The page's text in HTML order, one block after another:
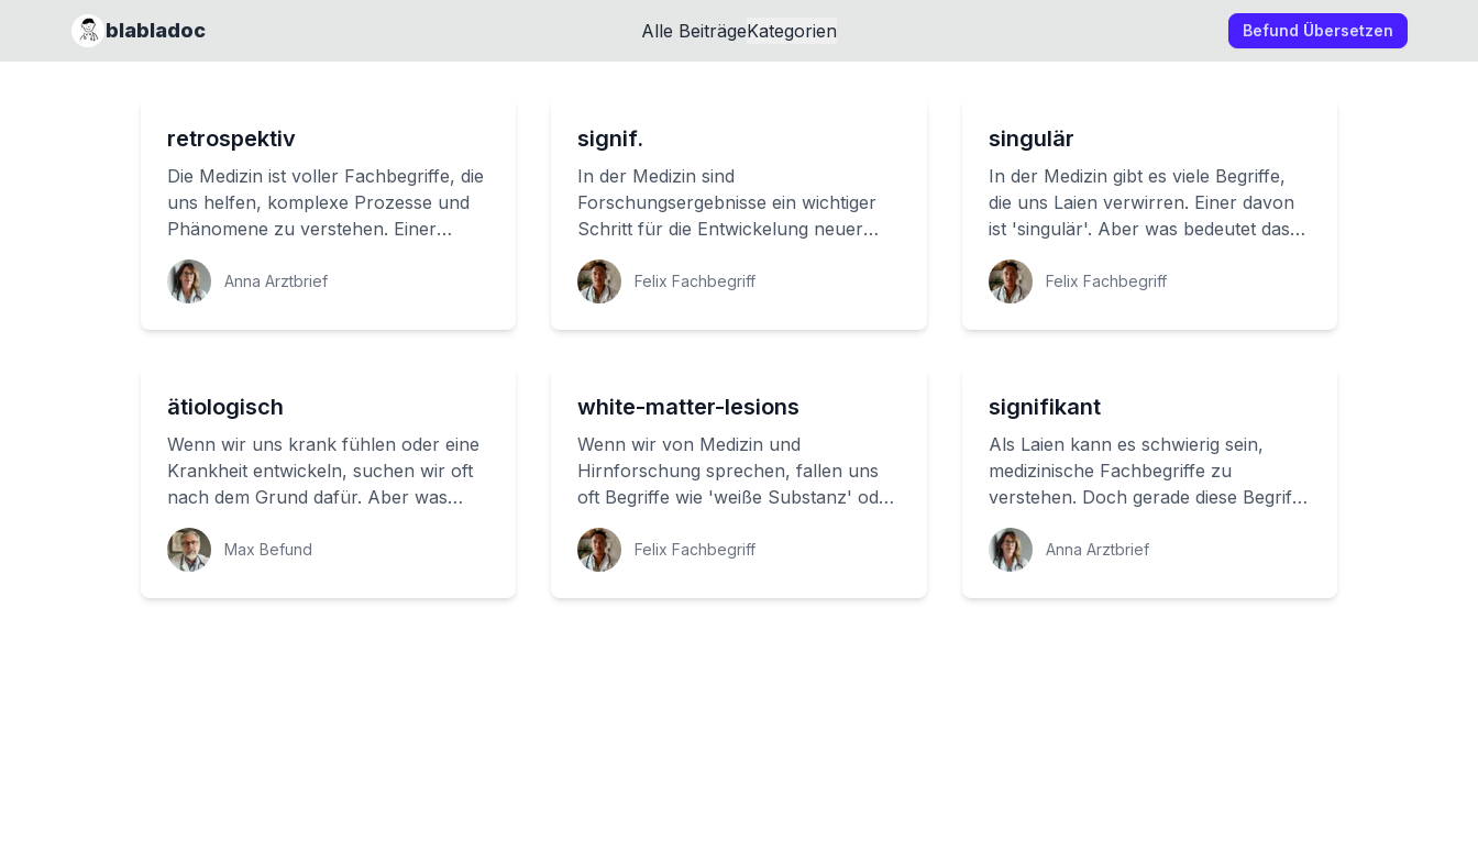
blabladoc Alle BeiträgeKategorien Befund Übersetzen
retrospektiv
Die Medizin ist voller Fachbegriffe, die
uns helfen, komplexe Prozesse und
Phänomene zu verstehen. Einer
davon ist 'retrospektiv', der uns auf
den Ged...Anna Arztbrief
signif.
In der Medizin sind
Forschungsergebnisse ein wichtiger
Schritt für die Entwickelung neuer
Behandlungen und Therapien. Ein
signifikantes Ergebnis ist e...
Felix Fachbegriff
singulär
In der Medizin gibt es viele Begriffe,
die uns Laien verwirren. Einer davon
ist 'singulär'. Aber was bedeutet das
tatsächlich? Wir werden uns mit dies...
Felix Fachbegriff
ätiologisch
Wenn wir uns krank fühlen oder eine
Krankheit entwickeln, suchen wir oft
nach dem Grund dafür. Aber was
bedeutet es wirklich, wenn wir sagen,
dass ein...Max Befund
white-matter-lesions
Wenn wir von Medizin und
Hirnforschung sprechen, fallen uns
oft Begriffe wie 'weiße Substanz' oder
'Schädigung der weißen Substanz' ins
Ohr. Aber was ...
Felix Fachbegriff
signifikant
Als Laien kann es schwierig sein,
medizinische Fachbegriffe zu
verstehen. Doch gerade diese Begriffe
sind für die Entwicklung neuer
Therapien und die ...
Anna Arztbrief